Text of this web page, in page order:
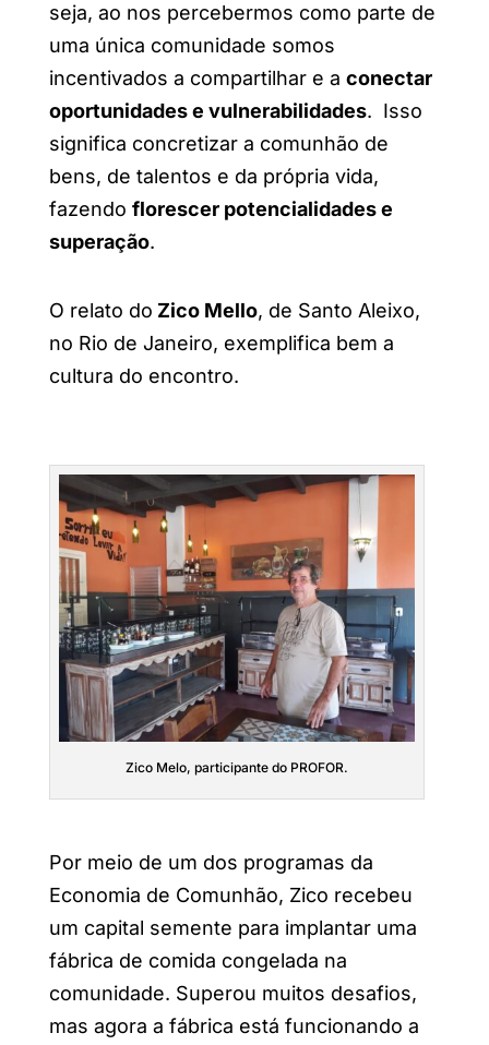
seja, ao nos percebermos como parte de
uma única comunidade somos
incentivados a compartilhar e a conectar
oportunidades e vulnerabilidades. Isso
significa concretizar a comunhão de
bens, de talentos e da própria vida,
fazendo florescer potencialidades e
superação.
O relato do Zico Mello, de Santo Aleixo,
no Rio de Janeiro, exemplifica bem a
cultura do encontro.
Zico Melo, participante do PROFOR.
Por meio de um dos programas da
Economia de Comunhão, Zico recebeu
um capital semente para implantar uma
fábrica de comida congelada na
comunidade. Superou muitos desafios,
mas agora a fábrica está funcionando a